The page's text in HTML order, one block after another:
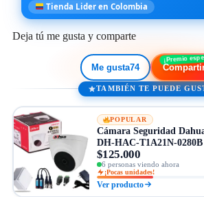
Tienda Lider en Colombia
Deja tú me gusta y comparte
Me gusta74
TAMBIÉN TE PUEDE
POPULAR
Cámara Seguridad
DH-HAC-T1A21N-0280B
$125.000
6 personas viendo ahora
¡Pocas unidades!
Ver producto